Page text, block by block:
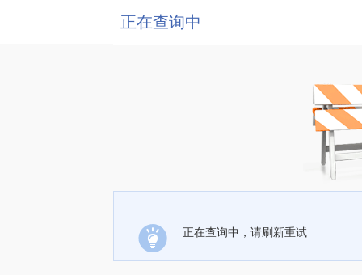
正在查询中
正在查询中，请刷新重试